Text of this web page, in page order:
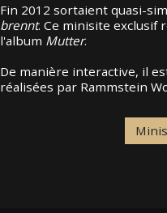
Fin 2012 sortaient quasi-
brennt. Ce minisite exclusif
l'album Mutter.
De manière interactive, il
réalisées par Rammstein